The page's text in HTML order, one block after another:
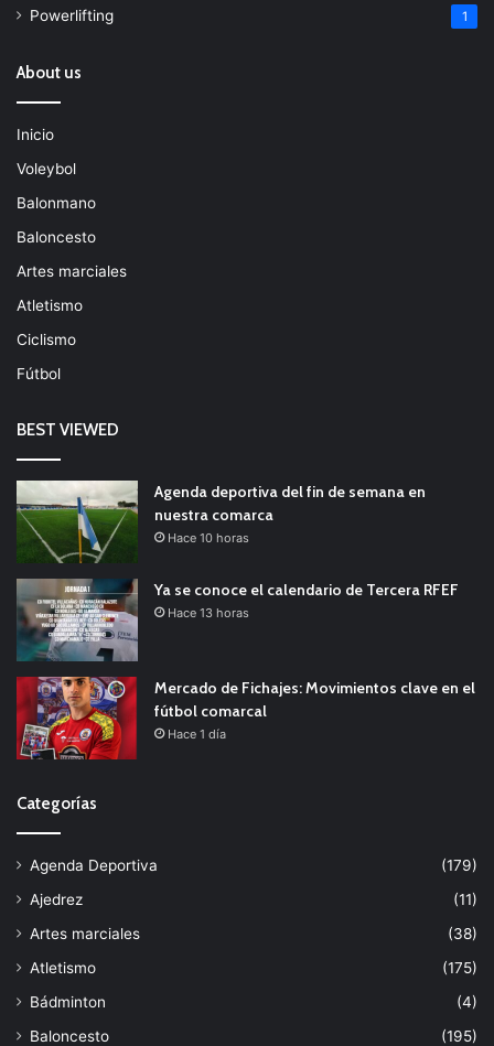
Powerlifting 1
About us
Inicio
Voleybol
Balonmano
Baloncesto
Artes marciales
Atletismo
Ciclismo
Fútbol
BEST VIEWED
Agenda deportiva del fin de semana en
nuestra comarca
Hace 10 horas
Ya se conoce el calendario de Tercera RFEF
Hace 13 horas
Mercado de Fichajes: Movimientos clave en el
fútbol comarcal
Hace 1 día
Categorías
Agenda Deportiva
(179)
Ajedrez
(11)
Artes marciales
(38)
Atletismo
(175)
Bádminton
(4)
Baloncesto
(195)